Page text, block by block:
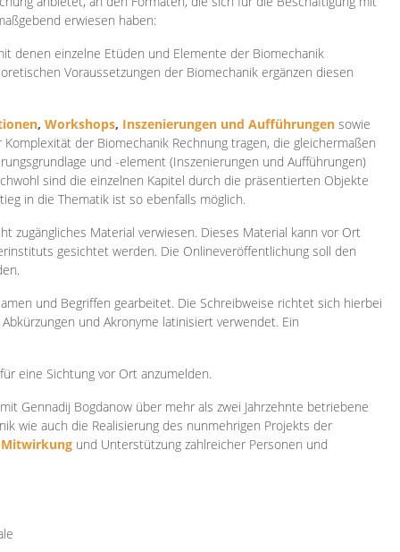
erwiesen haben:
denen einzelne Etüden und Elemente der Biomechanik
Voraussetzungen der Biomechanik ergänzen diesen
, Workshops, Inszenierungen und Aufführungen sowie
der Biomechanik Rechnung tragen, die gleichermaßen
und -element (Inszenierungen und Aufführungen)
sind die einzelnen Kapitel durch die präsentierten Objekte
in die Thematik ist so ebenfalls möglich.
zugängliches Material verwiesen. Dieses Material kann vor Ort
gesichtet werden. Die Onlineveröffentlichung soll den
und Begriffen gearbeitet. Die Schreibweise richtet sich hierbei
und Akronyme latinisiert verwendet. Ein
eine Sichtung vor Ort anzumelden.
Gennadij Bogdanow über mehr als zwei Jahrzehnte betriebene
wie auch die Realisierung des nunmehrigen Projekts der
Mitwirkung und Unterstützung zahlreicher Personen und